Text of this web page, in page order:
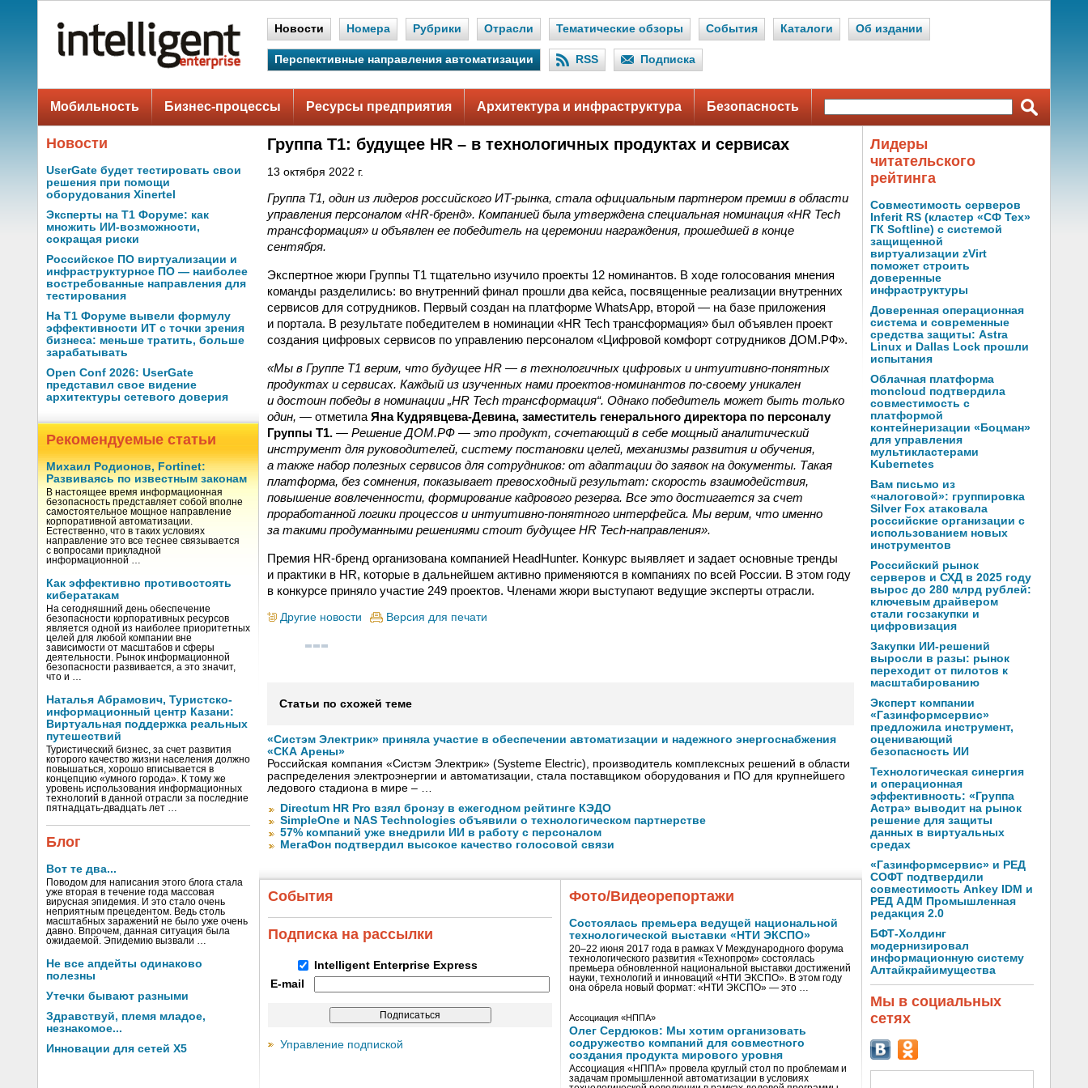
Новости Номера Рубрики Отрасли Тематические обзоры События Каталоги Об издании
Перспективные направления автоматизации RSS Подписка
Мобильность Бизнес-процессы Ресурсы предприятия Архитектура и инфраструктура Безопасность
Новости
UserGate будет тестировать свои
решения при помощи
оборудования Xinertel
Эксперты на Т1 Форуме: как
множить ИИ-возможности,
сокращая риски
Российское ПО виртуализации и
инфраструктурное ПО — наиболее
востребованные направления для
тестирования
На Т1 Форуме вывели формулу
эффективности ИТ с точки зрения
бизнеса: меньше тратить, больше
зарабатывать
Open Conf 2026: UserGate
представил свое видение
архитектуры сетевого доверия
Рекомендуемые статьи
Михаил Родионов, Fortinet:
Развиваясь по известным законам
В настоящее время информационная
безопасность представляет собой вполне
самостоятельное мощное направление
корпоративной автоматизации.
Естественно, что в таких условиях
направление это все теснее связывается
с вопросами прикладной
информационной …
Как эффективно противостоять
кибератакам
На сегодняшний день обеспечение
безопасности корпоративных ресурсов
является одной из наиболее приоритетных
целей для любой компании вне
зависимости от масштабов и сферы
деятельности. Рынок информационной
безопасности развивается, а это значит,
что и …
Наталья Абрамович, Туристско-
информационный центр Казани:
Виртуальная поддержка реальных
путешествий
Туристический бизнес, за счет развития
которого качество жизни населения должно
повышаться, хорошо вписывается в
концепцию «умного города». К тому же
уровень использования информационных
технологий в данной отрасли за последние
пятнадцать-двадцать лет …
Блог
Вот те два...
Поводом для написания этого блога стала
уже вторая в течение года массовая
вирусная эпидемия. И это стало очень
неприятным прецедентом. Ведь столь
масштабных заражений не было уже очень
давно. Впрочем, данная ситуация была
ожидаемой. Эпидемию вызвали …
Не все апдейты одинаково
полезны
Утечки бывают разными
Здравствуй, племя младое,
незнакомое...
Инновации для сетей X5
Группа Т1: будущее HR – в технологичных продуктах и сервисах
13 октября 2022 г.
Группа Т1, один из лидеров российского ИТ-рынка, стала официальным партнером премии в области
управления персоналом «HR-бренд». Компанией была утверждена специальная номинация «HR Tech
трансформация» и объявлен ее победитель на церемонии награждения, прошедшей в конце
сентября.
Экспертное жюри Группы Т1 тщательно изучило проекты 12 номинантов. В ходе голосования мнения
команды разделились: во внутренний финал прошли два кейса, посвященные реализации внутренних
сервисов для сотрудников. Первый создан на платформе WhatsApp, второй — на базе приложения
и портала. В результате победителем в номинации «HR Tech трансформация» был объявлен проект
создания цифровых сервисов по управлению персоналом «Цифровой комфорт сотрудников ДОМ.РФ».
«Мы в Группе Т1 верим, что будущее HR — в технологичных цифровых и интуитивно-понятных
продуктах и сервисах. Каждый из изученных нами проектов-номинантов по-своему уникален
и достоин победы в номинации „HR Tech трансформация“. Однако победитель может быть только
один, — отметила Яна Кудрявцева-Девина, заместитель генерального директора по персоналу
Группы Т1. — Решение ДОМ.РФ — это продукт, сочетающий в себе мощный аналитический
инструмент для руководителей, систему постановки целей, механизмы развития и обучения,
а также набор полезных сервисов для сотрудников: от адаптации до заявок на документы. Такая
платформа, без сомнения, показывает превосходный результат: скорость взаимодействия,
повышение вовлеченности, формирование кадрового резерва. Все это достигается за счет
проработанной логики процессов и интуитивно-понятного интерфейса. Мы верим, что именно
за такими продуманными решениями стоит будущее HR Tech-направления».
Премия HR-бренд организована компанией HeadHunter. Конкурс выявляет и задает основные тренды
и практики в HR, которые в дальнейшем активно применяются в компаниях по всей России. В этом году
в конкурсе приняло участие 249 проектов. Членами жюри выступают ведущие эксперты отрасли.
Другие новости Версия для печати
Статьи по схожей теме
«Систэм Электрик» приняла участие в обеспечении автоматизации и надежного энергоснабжения
«СКА Арены»
Российская компания «Систэм Электрик» (Systeme Electric), производитель комплексных решений в области
распределения электроэнергии и автоматизации, стала поставщиком оборудования и ПО для крупнейшего
ледового стадиона в мире – …
Directum HR Pro взял бронзу в ежегодном рейтинге КЭДО
SimpleOne и NAS Technologies объявили о технологическом партнерстве
57% компаний уже внедрили ИИ в работу с персоналом
МегаФон подтвердил высокое качество голосовой связи
События
Подписка на рассылки
Intelligent Enterprise Express
E-mail
Управление подпиской
Фото/Видеорепортажи
Состоялась премьера ведущей национальной
технологической выставки «НТИ ЭКСПО»
20–22 июня 2017 года в рамках V Международного форума
технологического развития «Технопром» состоялась
премьера обновленной национальной выставки достижений
науки, технологий и инноваций «НТИ ЭКСПО». В этом году
она обрела новый формат: «НТИ ЭКСПО» — это …
Ассоциация «НППА»
Олег Сердюков: Мы хотим организовать
содружество компаний для совместного
создания продукта мирового уровня
Ассоциация «НППА» провела круглый стол по проблемам и
задачам промышленной автоматизации в условиях
Лидеры
читательского
рейтинга
Совместимость серверов
Inferit RS (кластер «СФ Тех»
ГК Softline) с системой
защищенной
виртуализации zVirt
поможет строить
доверенные
инфраструктуры
Доверенная операционная
система и современные
средства защиты: Astra
Linux и Dallas Lock прошли
испытания
Облачная платформа
moncloud подтвердила
совместимость с
платформой
контейнеризации «Боцман»
для управления
мультикластерами
Kubernetes
Вам письмо из
«налоговой»: группировка
Silver Fox атаковала
российские организации с
использованием новых
инструментов
Российский рынок
серверов и СХД в 2025 году
вырос до 280 млрд рублей:
ключевым драйвером
стали госзакупки и
цифровизация
Закупки ИИ-решений
выросли в разы: рынок
переходит от пилотов к
масштабированию
Эксперт компании
«Газинформсервис»
предложила инструмент,
оценивающий
безопасность ИИ
Технологическая синергия
и операционная
эффективность: «Группа
Астра» выводит на рынок
решение для защиты
данных в виртуальных
средах
«Газинформсервис» и РЕД
СОФТ подтвердили
совместимость Ankey IDM и
РЕД АДМ Промышленная
редакция 2.0
БФТ-Холдинг
модернизировал
информационную систему
Алтайкрайимущества
Мы в социальных
сетях